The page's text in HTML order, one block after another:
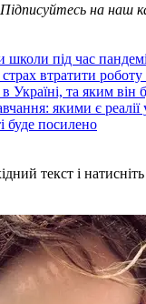
на наш
школи під час
втратити
Україні, та яким він
якими є реалії
буде посилено
текст і